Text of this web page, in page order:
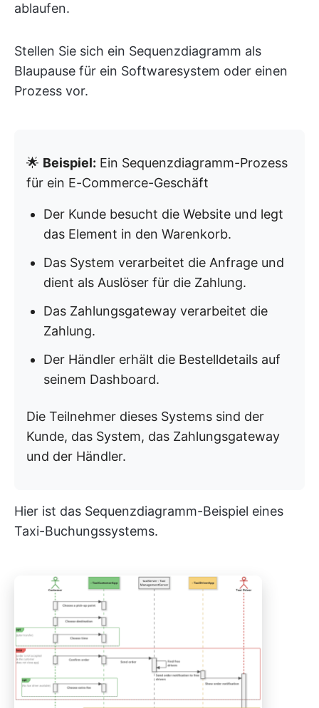
ablaufen.
Stellen Sie sich ein Sequenzdiagramm als
Blaupause für ein Softwaresystem oder einen
Prozess vor.
🌟 Beispiel: Ein Sequenzdiagramm-Prozess
für ein E-Commerce-Geschäft
Der Kunde besucht die Website und legt
das Element in den Warenkorb.
Das System verarbeitet die Anfrage und
dient als Auslöser für die Zahlung.
Das Zahlungsgateway verarbeitet die
Zahlung.
Der Händler erhält die Bestelldetails auf
seinem Dashboard.
Die Teilnehmer dieses Systems sind der
Kunde, das System, das Zahlungsgateway
und der Händler.
Hier ist das Sequenzdiagramm-Beispiel eines
Taxi-Buchungssystems.